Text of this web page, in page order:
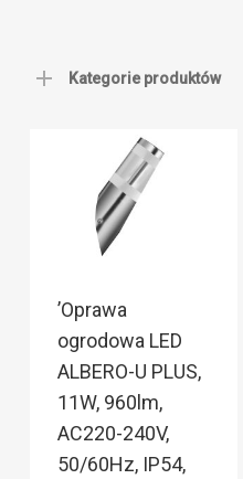
Kategorie produktów
’Oprawa
ogrodowa LED
ALBERO-U PLUS,
11W, 960lm,
AC220-240V,
50/60Hz, IP54,